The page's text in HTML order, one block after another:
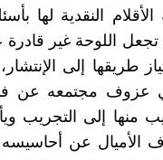
الأقلام النقدية لها
تجعل اللوحة غير
طريقها إلى
عزوف مجتمعه عن
منها إلى التجريب
الأميال عن